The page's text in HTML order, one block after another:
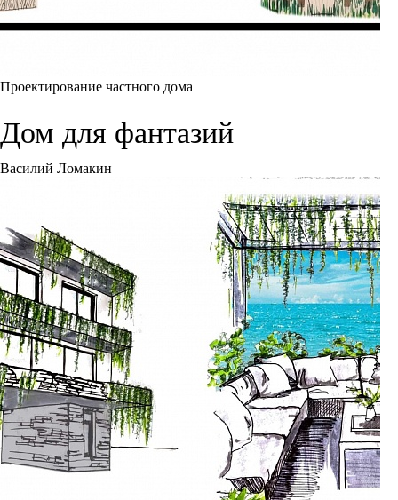
Проектирование частного дома
Дом для фантазий
Василий Ломакин